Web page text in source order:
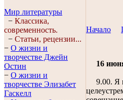
Мир литературы
− Классика,
современность.
− Статьи, рецензии...
− О жизни и
творчестве Джейн
Остин
− О жизни и
творчестве Элизабет
Гaскелл
Начало
16
9.00. Я